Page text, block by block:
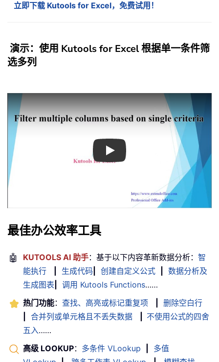
立即下载 Kutools for Excel，免费试用！
演示：使用 Kutools for Excel 根据单一条件筛
选多列
Play
最佳办公效率工具
🤖 KUTOOLS AI 助手：基于以下内容革新数据分析： 智
能执行
生成代码 创建自定义公式
数据分析及
生成图表
调用 Kutools Functions……
热门功能： 查找、高亮或标记重复项
删除空白行
合并列或单元格且不丢失数据
不使用公式的四舍
五入……
高级 LOOKUP： 多条件 VLookup
多值